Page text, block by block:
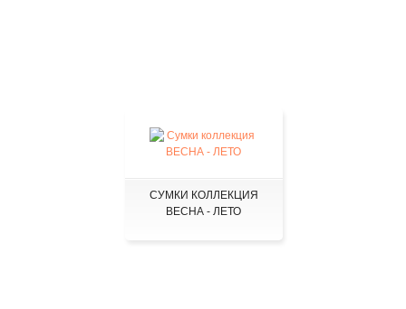
СУМКИ КОЛЛЕКЦИЯ
ВЕСНА - ЛЕТО